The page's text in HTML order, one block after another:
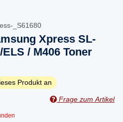
_S61680
Xpress SL-
ELS / M406 Toner
Produkt an
Frage zum Artikel